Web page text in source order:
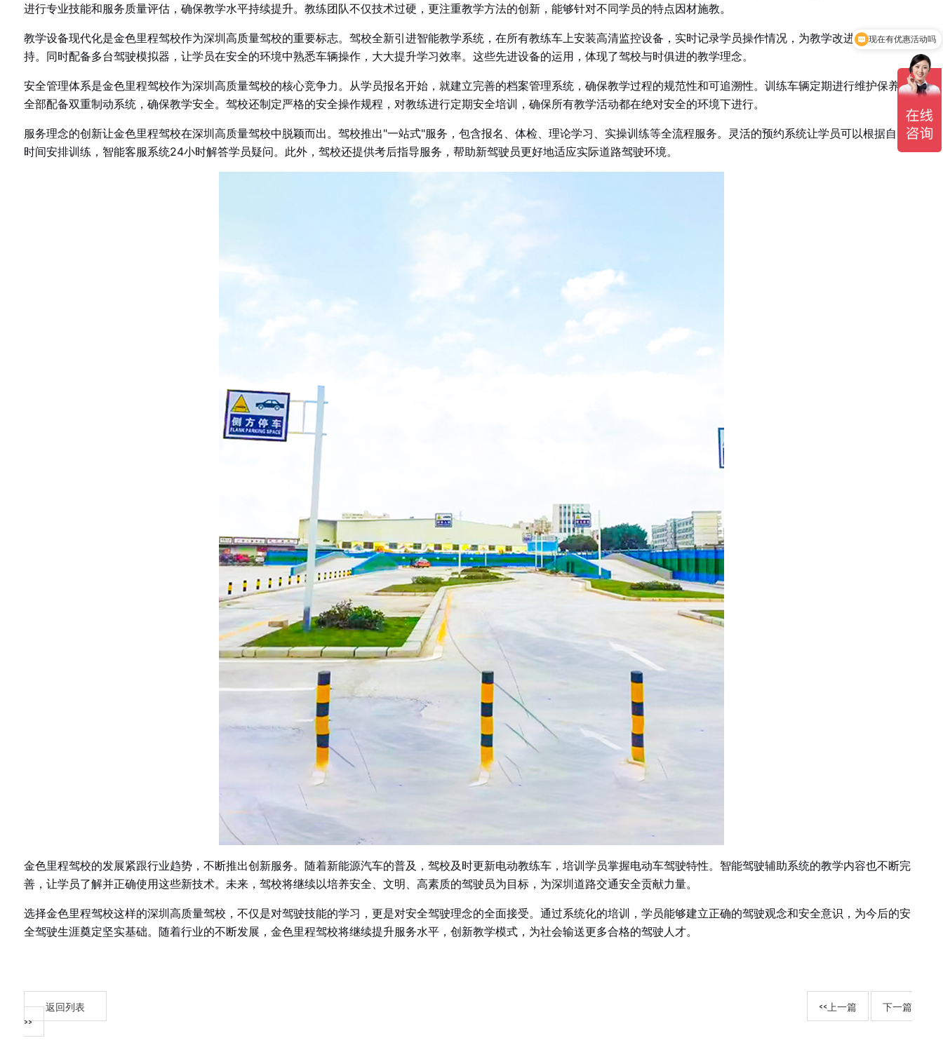
进行专业技能和服务质量评估，确保教学水平持续提升。教练团队不仅技术过硬，更注重教学方法的创新，能够针对不同学员的特点因材施教。
教学设备现代化是金色里程驾校作为深圳高质量驾校的重要标志。驾校全新引进智能教学系统，在所有教练车上安装高清监控设备，实时记录学员操作情况，为教学改进提供数据支
持。同时配备多台驾驶模拟器，让学员在安全的环境中熟悉车辆操作，大大提升学习效率。这些先进设备的运用，体现了驾校与时俱进的教学理念。
安全管理体系是金色里程驾校作为深圳高质量驾校的核心竞争力。从学员报名开始，就建立完善的档案管理系统，确保教学过程的规范性和可追溯性。训练车辆定期进行维护保养，
全部配备双重制动系统，确保教学安全。驾校还制定严格的安全操作规程，对教练进行定期安全培训，确保所有教学活动都在绝对安全的环境下进行。
服务理念的创新让金色里程驾校在深圳高质量驾校中脱颖而出。驾校推出"一站式"服务，包含报名、体检、理论学习、实操训练等全流程服务。灵活的预约系统让学员可以根据自己的
时间安排训练，智能客服系统24小时解答学员疑问。此外，驾校还提供考后指导服务，帮助新驾驶员更好地适应实际道路驾驶环境。
金色里程驾校的发展紧跟行业趋势，不断推出创新服务。随着新能源汽车的普及，驾校及时更新电动教练车，培训学员掌握电动车驾驶特性。智能驾驶辅助系统的教学内容也不断完
善，让学员了解并正确使用这些新技术。未来，驾校将继续以培养安全、文明、高素质的驾驶员为目标，为深圳道路交通安全贡献力量。
选择金色里程驾校这样的深圳高质量驾校，不仅是对驾驶技能的学习，更是对安全驾驶理念的全面接受。通过系统化的培训，学员能够建立正确的驾驶观念和安全意识，为今后的安
全驾驶生涯奠定坚实基础。随着行业的不断发展，金色里程驾校将继续提升服务水平，创新教学模式，为社会输送更多合格的驾驶人才。
返回列表 <<上一篇
下一篇
>>
可以介绍下你们的产品么